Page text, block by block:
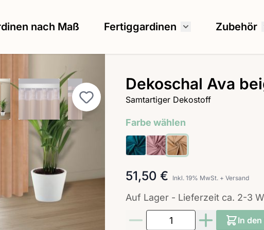
nach Maß Fertiggardinen
Untermenü für
Zubehör
Dekoschal Ava
larger image
View larger imageView larger imageView larger image
Samtartiger Dekostoff
Farbe wählen
51,50 € Inkl. 19% MwSt. + Versand
Auf Lager - Lieferzeit ca. 2-3
Menge
In